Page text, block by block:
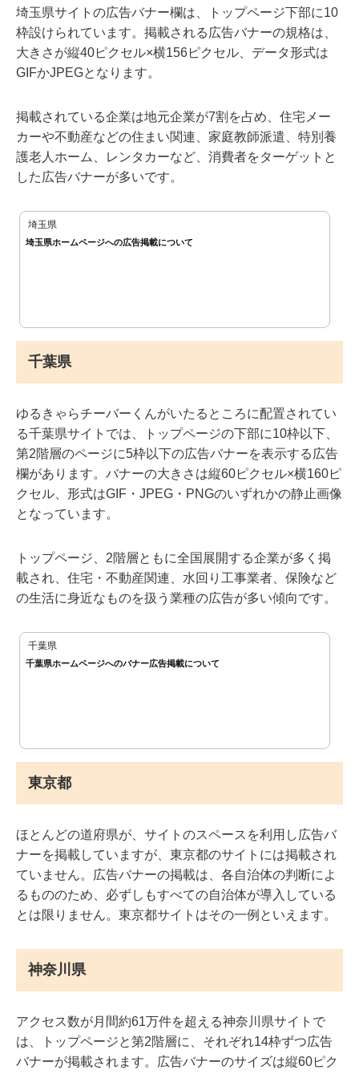
埼玉県サイトの広告バナー欄は、トップページ下部に10
枠設けられています。掲載される広告バナーの規格は、
大きさが縦40ピクセル×横156ピクセル、データ形式は
GIFかJPEGとなります。
掲載されている企業は地元企業が7割を占め、住宅メー
カーや不動産などの住まい関連、家庭教師派遣、特別養
護老人ホーム、レンタカーなど、消費者をターゲットと
した広告バナーが多いです。
埼玉県
埼玉県ホームページへの広告掲載について
千葉県
ゆるきゃらチーバーくんがいたるところに配置されてい
る千葉県サイトでは、トップページの下部に10枠以下、
第2階層のページに5枠以下の広告バナーを表示する広告
欄があります。バナーの大きさは縦60ピクセル×横160ピ
クセル、形式はGIF・JPEG・PNGのいずれかの静止画像
となっています。
トップページ、2階層ともに全国展開する企業が多く掲
載され、住宅・不動産関連、水回り工事業者、保険など
の生活に身近なものを扱う業種の広告が多い傾向です。
千葉県
千葉県ホームページへのバナー広告掲載について
東京都
ほとんどの道府県が、サイトのスペースを利用し広告バ
ナーを掲載していますが、東京都のサイトには掲載され
ていません。広告バナーの掲載は、各自治体の判断によ
るもののため、必ずしもすべての自治体が導入している
とは限りません。東京都サイトはその一例といえます。
神奈川県
アクセス数が月間約61万件を超える神奈川県サイトで
は、トップページと第2階層に、それぞれ14枠ずつ広告
バナーが掲載されます。広告バナーのサイズは縦60ピク